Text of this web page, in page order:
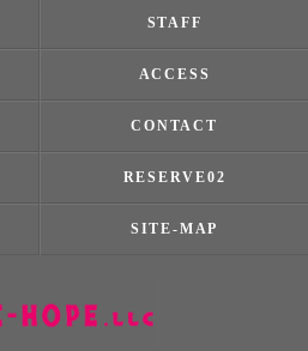
STAFF
ACCESS
CONTACT
RESERVE02
SITE-MAP